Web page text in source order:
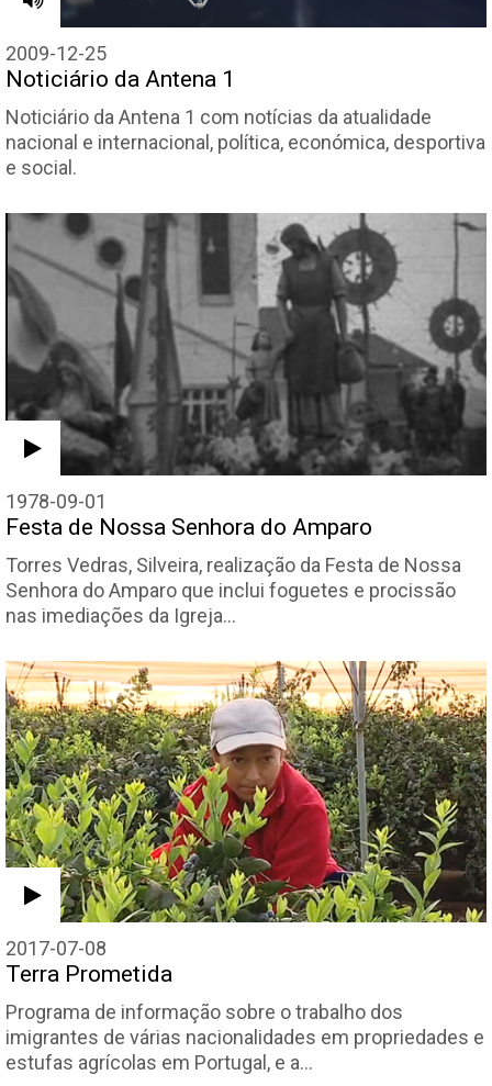
2009-12-25
Noticiário da Antena 1
Noticiário da Antena 1 com notícias da atualidade
nacional e internacional, política, económica, desportiva
e social.
1978-09-01
Festa de Nossa Senhora do Amparo
Torres Vedras, Silveira, realização da Festa de Nossa
Senhora do Amparo que inclui foguetes e procissão
nas imediações da Igreja…
2017-07-08
Terra Prometida
Programa de informação sobre o trabalho dos
imigrantes de várias nacionalidades em propriedades e
estufas agrícolas em Portugal, e a…